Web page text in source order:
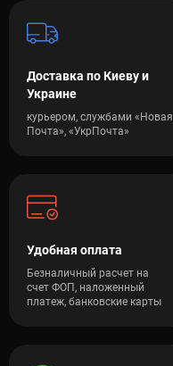
Доставка по Киеву и
Украине
курьером, службами «Новая
Почта», «УкрПочта»
Удобная оплата
Безналичный расчет на
счет ФОП, наложенный
платеж, банковские карты